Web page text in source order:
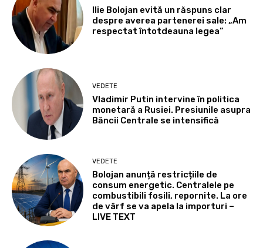
Ilie Bolojan evită un răspuns clar
despre averea partenerei sale: „Am
respectat întotdeauna legea”
VEDETE
Vladimir Putin intervine în politica
monetară a Rusiei. Presiunile asupra
Băncii Centrale se intensifică
VEDETE
Bolojan anunță restricțiile de
consum energetic. Centralele pe
combustibili fosili, repornite. La ore
de vârf se va apela la importuri –
LIVE TEXT